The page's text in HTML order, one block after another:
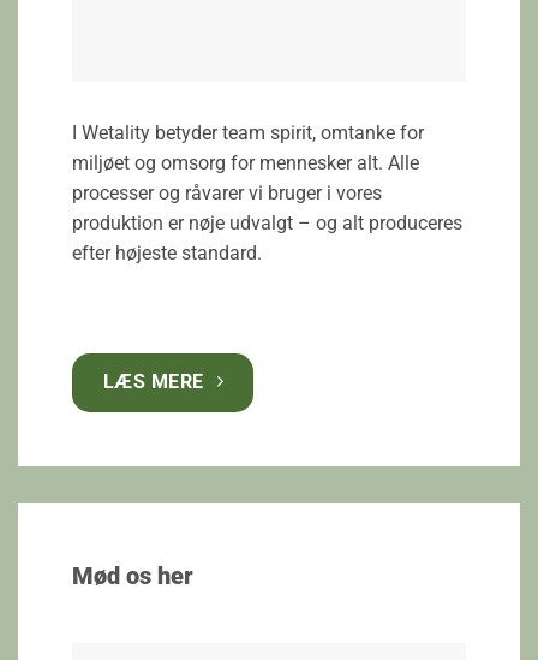
I Wetality betyder team spirit, omtanke for
miljøet og omsorg for mennesker alt. Alle
processer og råvarer vi bruger i vores
produktion er nøje udvalgt – og alt produceres
efter højeste standard.
LÆS MERE
Mød os her